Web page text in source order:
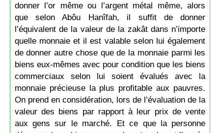
donner l’or même ou l’argent métal même, alors
que selon Abôu Ḥanîfah, il suffit de donner
l’équivalent de la valeur de la zakât dans n’importe
quelle monnaie et il est valable selon lui également
de donner autre chose que de la monnaie parmi les
biens eux-mêmes avec pour condition que les biens
commerciaux selon lui soient évalués avec la
monnaie précieuse la plus profitable aux pauvres.
On prend en considération, lors de l’évaluation de la
valeur des biens par rapport à leur prix de vente
aux gens sur le marché. Et ce que la personne